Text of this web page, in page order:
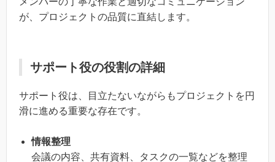
が、プロジェクトの品質に直結します。
サポート役の役割の詳細
サポート役は、目立たないながらもプロジェクトを円
滑に進める重要な存在です。
情報整理
会議の内容、共有資料、タスクの一覧などを整理